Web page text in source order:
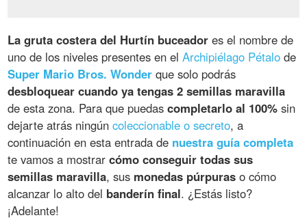
La gruta costera del Hurtín buceador es el nombre de
uno de los niveles presentes en elArchipiélago Pétalo de
Super Mario Bros. Wonder que solo podrás
desbloquear cuando ya tengas 2 semillas maravilla
de esta zona. Para que puedascompletarlo al 100% sin
dejarte atrás ningúncoleccionable o secreto, a
continuación en esta entrada de nuestra guía completa
te vamos a mostrarcómo conseguir todas sus
semillas maravilla, sus monedas púrpuras o cómo
alcanzar lo alto del banderín final. ¿Estás listo?
¡Adelante!